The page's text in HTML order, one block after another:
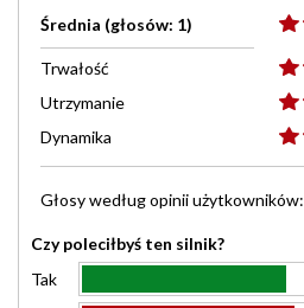
Średnia (głosów: 1)
Trwałość
Utrzymanie
Dynamika
Głosy wedługopiniiużytkowników:
Czy poleciłbyś ten silnik?
Tak